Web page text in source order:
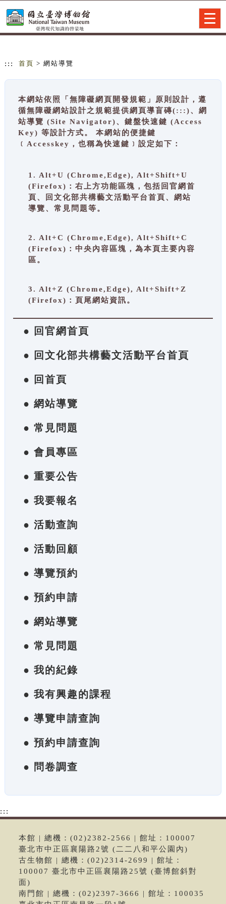
::: 首頁 > 網站導覽
本網站依照「無障礙網頁開發規範」原則設計，遵
循無障礙網站設計之規範提供網頁導盲磚(:::)、網
站導覽 (Site Navigator)、鍵盤快速鍵 (Access
Key) 等設計方式。 本網站的便捷鍵
﹝Accesskey，也稱為快速鍵﹞設定如下：
1. Alt+U (Chrome,Edge), Alt+Shift+U
(Firefox)：右上方功能區塊，包括回官網首
頁、回文化部共構藝文活動平台首頁、網站
導覽、常見問題等。
2. Alt+C (Chrome,Edge), Alt+Shift+C
(Firefox)：中央內容區塊，為本頁主要內容
區。
3. Alt+Z (Chrome,Edge), Alt+Shift+Z
(Firefox)：頁尾網站資訊。
● 回官網首頁
● 回文化部共構藝文活動平台首頁
● 回首頁
● 網站導覽
● 常見問題
● 會員專區
● 重要公告
● 我要報名
● 活動查詢
● 活動回顧
● 導覽預約
● 預約申請
● 網站導覽
● 常見問題
● 我的紀錄
● 我有興趣的課程
● 導覽申請查詢
● 預約申請查詢
● 問卷調查
:::
本館 | 總機：(02)2382-2566 | 館址：100007
臺北市中正區襄陽路2號 (二二八和平公園內)
古生物館 | 總機：(02)2314-2699 | 館址：
100007 臺北市中正區襄陽路25號 (臺博館斜對
面)
南門館 | 總機：(02)2397-3666 | 館址：100035